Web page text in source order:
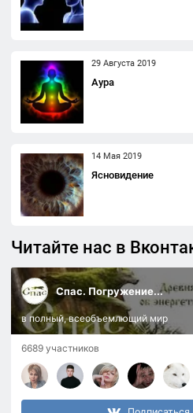
29 Августа 2019
Аура
14 Мая 2019
Ясновидение
Читайте нас в
Спас. Погружение...
в полный, всеобъемлющий мир
6689 участников